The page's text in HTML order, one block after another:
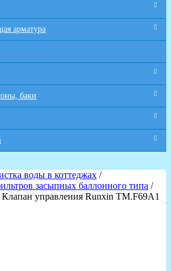
арматура
баки
воды в коттеджах /
засыпных баллонного типа /
Клапан управления Runxin TM.F69A1